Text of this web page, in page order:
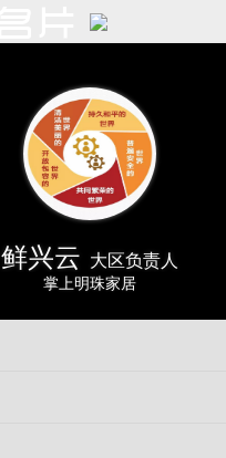
鲜兴云 大区负责人
掌上明珠家居